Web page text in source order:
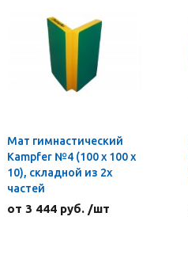
Мат гимнастический
Kampfer №4 (100 х 100 х
10), складной из 2х
частей
от 3 444 руб. /шт